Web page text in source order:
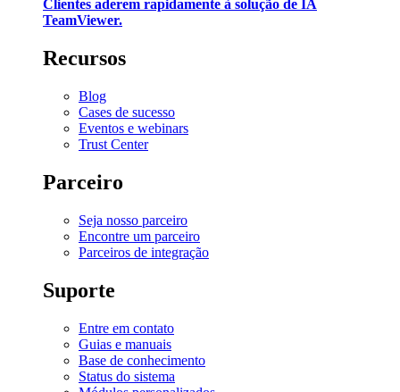
Clientes aderem rapidamente à solução de IA
TeamViewer.
Recursos
Blog
Cases de sucesso
Eventos e webinars
Trust Center
Parceiro
Seja nosso parceiro
Encontre um parceiro
Parceiros de integração
Suporte
Entre em contato
Guias e manuais
Base de conhecimento
Status do sistema